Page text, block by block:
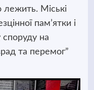
Міські
пам’ятки і
споруду на
та перемог”